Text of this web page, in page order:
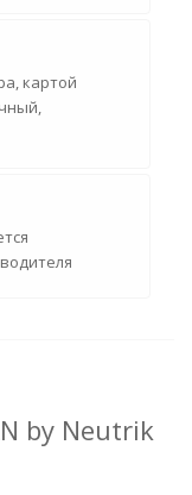
картой
by Neutrik